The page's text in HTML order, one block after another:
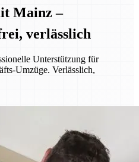
Mainz –
verlässlich
Unterstützung für
Umzüge. Verlässlich,